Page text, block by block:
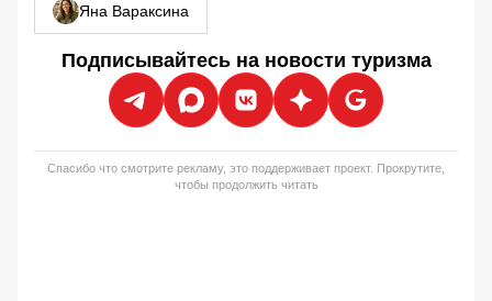
Яна Вараксина
Подписывайтесь на новости туризма
Спасибо что смотрите рекламу, это поддерживает проект. Прокрутите,
чтобы продолжить читать